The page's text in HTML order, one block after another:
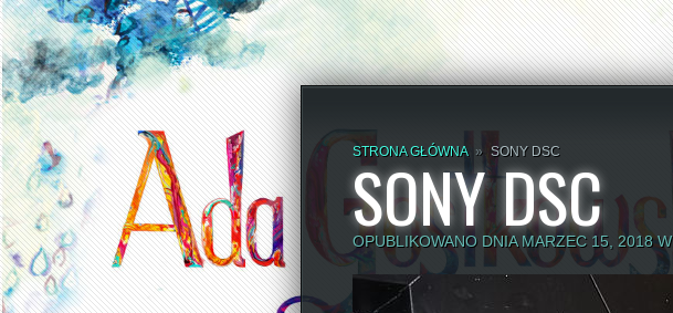
STRONA GŁÓWNA » SONY DSC
SONY DSC
OPUBLIKOWANO DNIA MARZEC 15, 2018 W